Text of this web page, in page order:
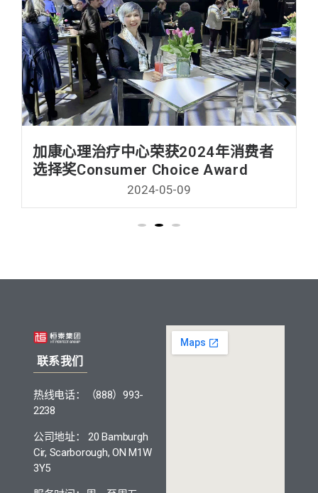
加康心理治疗中心荣获2024年消费者
选择奖Consumer Choice Award
2024-05-09
联系我们
热线电话：（888）993-
2238
公司地址： 20 Bamburgh
Cir, Scarborough, ON M1W
3Y5